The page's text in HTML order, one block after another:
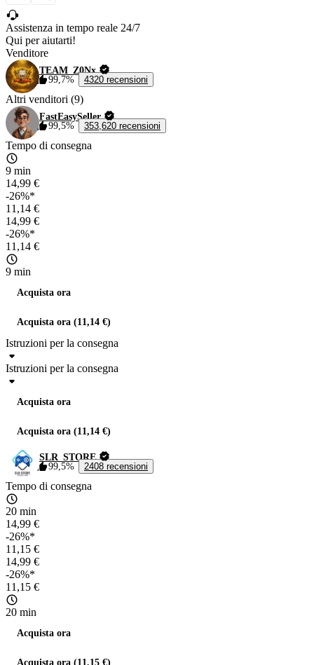
Assistenza in tempo reale 24/7
Qui per aiutarti!
Venditore
TEAM_Z0Nx
99,7%
4320 recensioni
Altri venditori (9)
FastEasySeller
99,5%
353,620 recensioni
Tempo di consegna
9 min
14,99 €
-26%*
11,14 €
14,99 €
-26%*
11,14 €
9 min
Acquista ora
Acquista ora (11,14 €)
Istruzioni per la consegna
Istruzioni per la consegna
Acquista ora
Acquista ora (11,14 €)
SLR_STORE
99,5%
2408 recensioni
Tempo di consegna
20 min
14,99 €
-26%*
11,15 €
14,99 €
-26%*
11,15 €
20 min
Acquista ora
Acquista ora (11,15 €)